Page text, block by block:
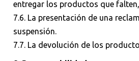
entregar los productos que
7.6. La presentación de una
suspensión.
7.7. La devolución de los